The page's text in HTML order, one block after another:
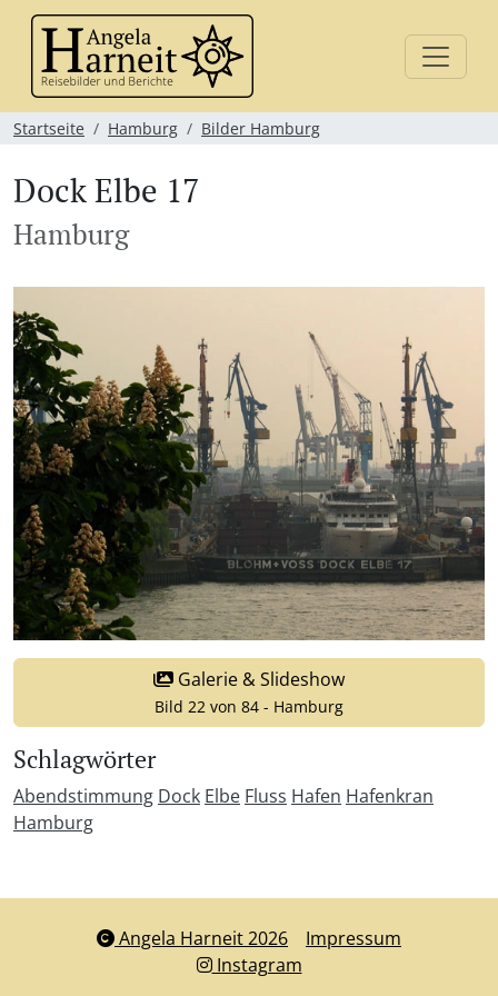
Startseite Hamburg Bilder Hamburg
Dock Elbe 17
Hamburg
Galerie & Slideshow
Bild 22 von 84 - Hamburg
Schlagwörter
Abendstimmung Dock Elbe Fluss Hafen Hafenkran
Hamburg
Angela Harneit 2026
Impressum
Instagram